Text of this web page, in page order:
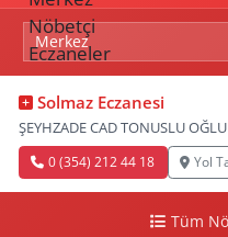
Solmaz Eczanesi
ŞEYHZADE CAD TONUSLU
0 (354) 212 44 18 Yol
Tüm